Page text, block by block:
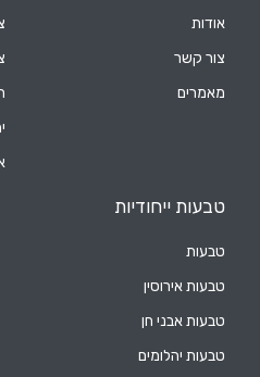
אודות
צור קשר
מאמרים
טבעות ייחודיות
טבעות
טבעות אירוסין
טבעות אבני חן
טבעות יהלומים